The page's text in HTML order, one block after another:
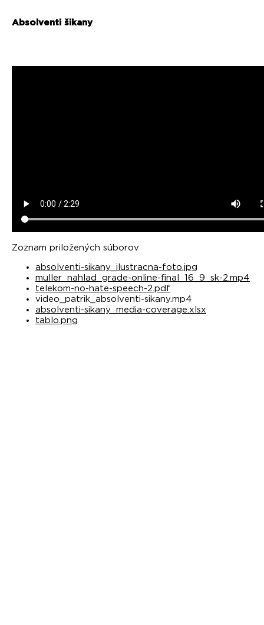
Absolventi šikany
Zoznam priložených súborov
absolventi-sikany_ilustracna-foto.jpg
muller_nahlad_grade-online-final_16_9_sk-2.mp4
telekom-no-hate-speech-2.pdf
video_patrik_absolventi-sikany.mp4
absolventi-sikany_media-coverage.xlsx
tablo.png